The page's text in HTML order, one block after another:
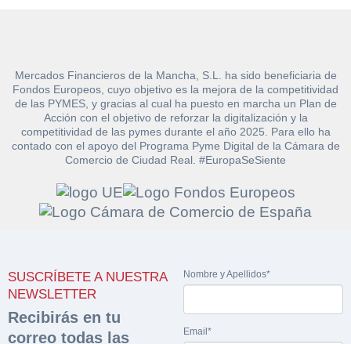
Mercados Financieros de la Mancha, S.L. ha sido beneficiaria de
Fondos Europeos, cuyo objetivo es la mejora de la competitividad
de las PYMES, y gracias al cual ha puesto en marcha un Plan de
Acción con el objetivo de reforzar la digitalización y la
competitividad de las pymes durante el año 2025. Para ello ha
contado con el apoyo del Programa Pyme Digital de la Cámara de
Comercio de Ciudad Real. #EuropaSeSiente
SUSCRÍBETE A NUESTRA
NEWSLETTER
Recibirás en tu
correo todas las
Nombre y Apellidos*
Email*
Solicitar
documentación
Rellene este formulario y recibirá en su email el
enlace para descargar la documentación
Nombre y Apellidos*
Hacer Oferta
Razón social* CIF/DNI Ofertante*
Teléfono* Email*
Nombre y Apellidos*
Sobre Merfinsa
Venta de bienes muebles